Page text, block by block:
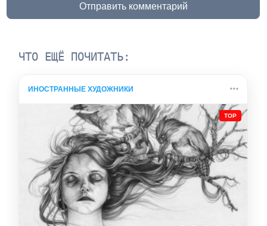
Отправить комментарий
ЧТО ЕЩЁ ПОЧИТАТЬ:
ИНОСТРАННЫЕ ХУДОЖНИКИ
TOP